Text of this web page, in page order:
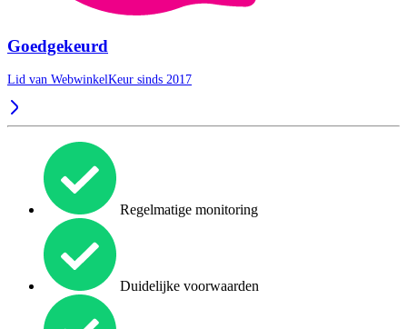
Goedgekeurd
Lid van WebwinkelKeur sinds 2017
Regelmatige monitoring
Duidelijke voorwaarden